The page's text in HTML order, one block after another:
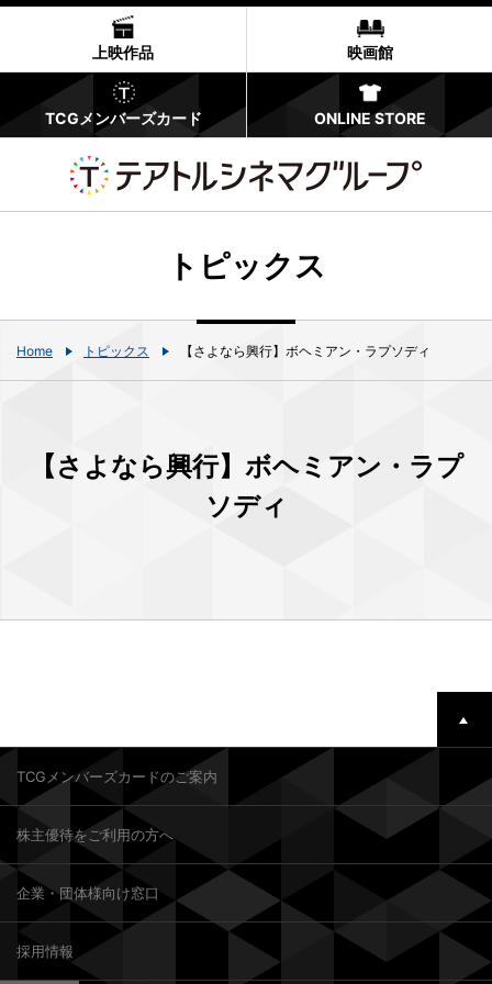
上映作品 映画館
TCGメンバーズカード ONLINE STORE
トピックス
Home トピックス 【さよなら興行】ボヘミアン・ラプソディ
【さよなら興行】ボヘミアン・ラプ
ソディ
TCGメンバーズカードのご案内
株主優待をご利用の方へ
企業・団体様向け窓口
採用情報